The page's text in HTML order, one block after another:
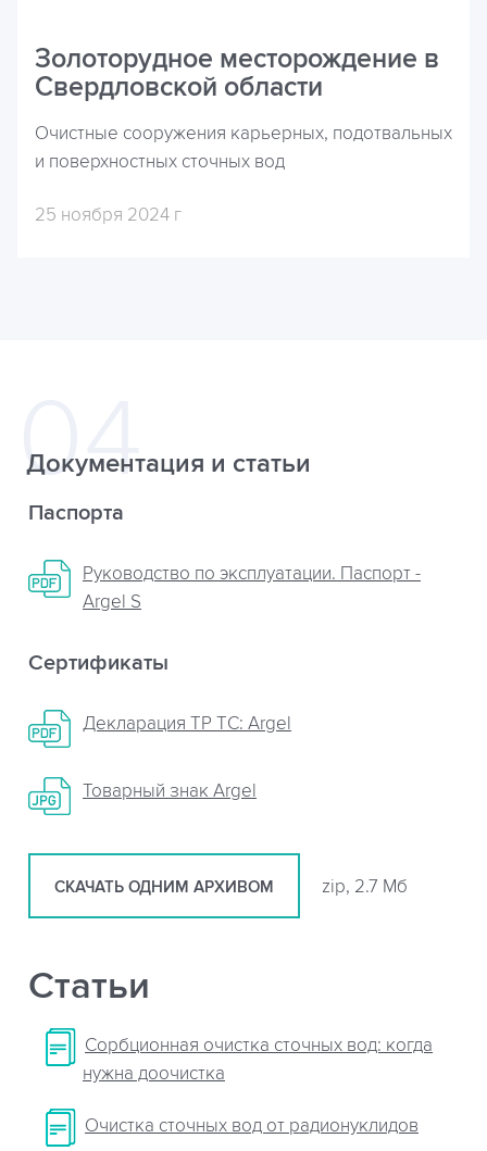
Золоторудное месторождение в
Свердловской области
Очистные сооружения карьерных, подотвальных
и поверхностных сточных вод
25 ноября 2024 г
Документация и статьи
Паспорта
Руководство по эксплуатации. Паспорт -
Argel S
Сертификаты
Декларация ТР ТС: Argel
Товарный знак Argel
СКАЧАТЬ ОДНИМ АРХИВОМ zip, 2.7 Мб
Статьи
Сорбционная очистка сточных вод: когда
нужна доочистка
Очистка сточных вод от радионуклидов